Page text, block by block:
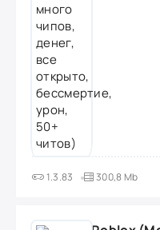
1.3.83 300,8 Mb